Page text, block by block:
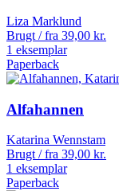
Liza Marklund
Brugt / fra 39,00 kr.
1 eksemplar
Paperback
Alfahannen
Katarina Wennstam
Brugt / fra 39,00 kr.
1 eksemplar
Paperback